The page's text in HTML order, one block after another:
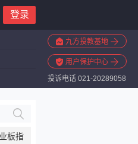
登录
九方投教基地
用户保护中心
投诉电话 021-20289058
板指